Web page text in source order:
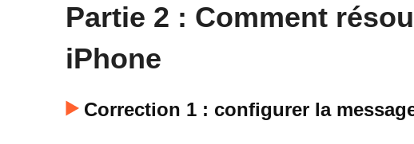
Partie 2 : Comment
iPhone
Correction 1 : configurer la